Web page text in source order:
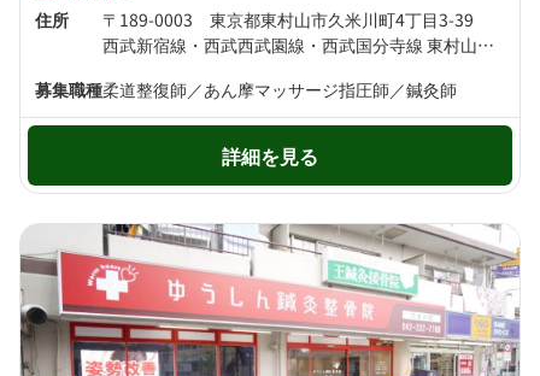
住所
〒189-0003 東京都東村山市久米川町4丁目3-39
西武新宿線・西武西武園線・西武国分寺線 東村山駅より徒歩8分 西武新宿線 久米川駅より徒歩15分
募集職種柔道整復師／あん摩マッサージ指圧師／鍼灸師
詳細を見る